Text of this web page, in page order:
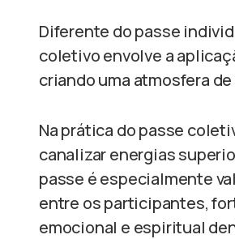
Diferente do passe
coletivo envolve a
criando uma atmosfera
Na prática do passe
canalizar energias
passe é especialmente
entre os participantes,
emocional e espiritual